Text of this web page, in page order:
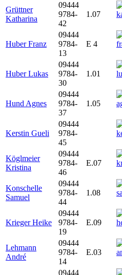
Grüttner
Katharina
09444
9784-
42
1.07
Huber Franz
09444
9784-
13
E 4
Huber Lukas
09444
9784-
30
1.01
Hund Agnes
09444
9784-
37
1.05
Kerstin Gueli
09444
9784-
45
Köglmeier
Kristina
09444
9784-
46
E.07
Konschelle
Samuel
09444
9784-
44
1.08
Krieger Heike
09444
9784-
19
E.09
Lehmann
André
09444
9784-
14
E.03
09444